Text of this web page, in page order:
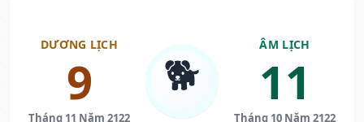
DƯƠNG LỊCH
9
Tháng 11 Năm 2122
🐕
ÂM LỊCH
11
Tháng 10 Năm 2122